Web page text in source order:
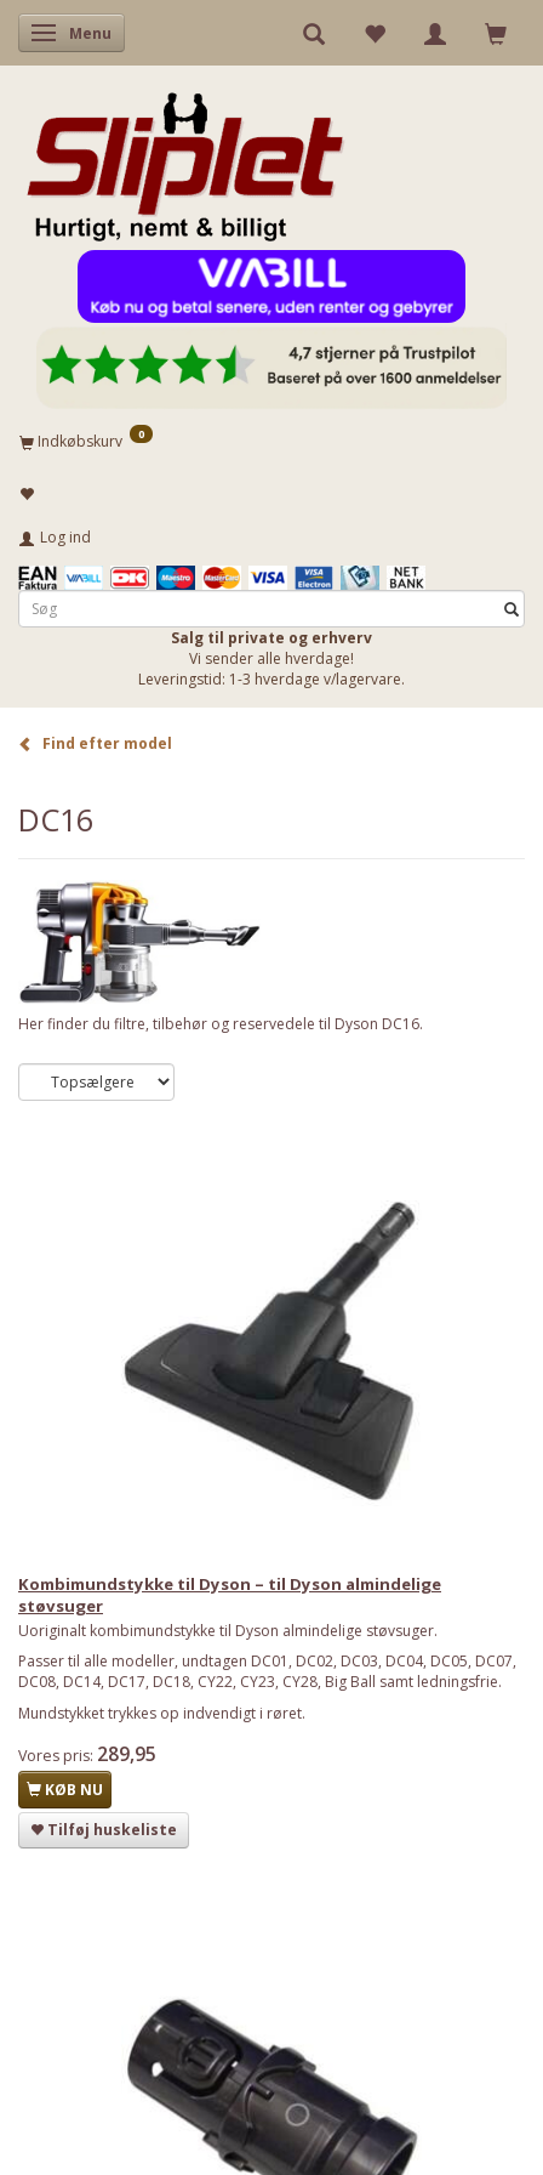
Skifte navigation
Menu
Indkøbskurv 0
Log ind
Salg til private og erhverv
Vi sender alle hverdage!
Leveringstid: 1-3 hverdage v/lagervare.
Find efter model
DC16
Her finder du filtre, tilbehør og reservedele til Dyson DC16.
Kombimundstykke til Dyson – til Dyson almindelige
støvsuger
Uoriginalt kombimundstykke til Dyson almindelige støvsuger.
Passer til alle modeller, undtagen DC01, DC02, DC03, DC04, DC05, DC07,
DC08, DC14, DC17, DC18, CY22, CY23, CY28, Big Ball samt ledningsfrie.
Mundstykket trykkes op indvendigt i røret.
Vores pris: 289,95
KØB NU
Tilføj huskeliste